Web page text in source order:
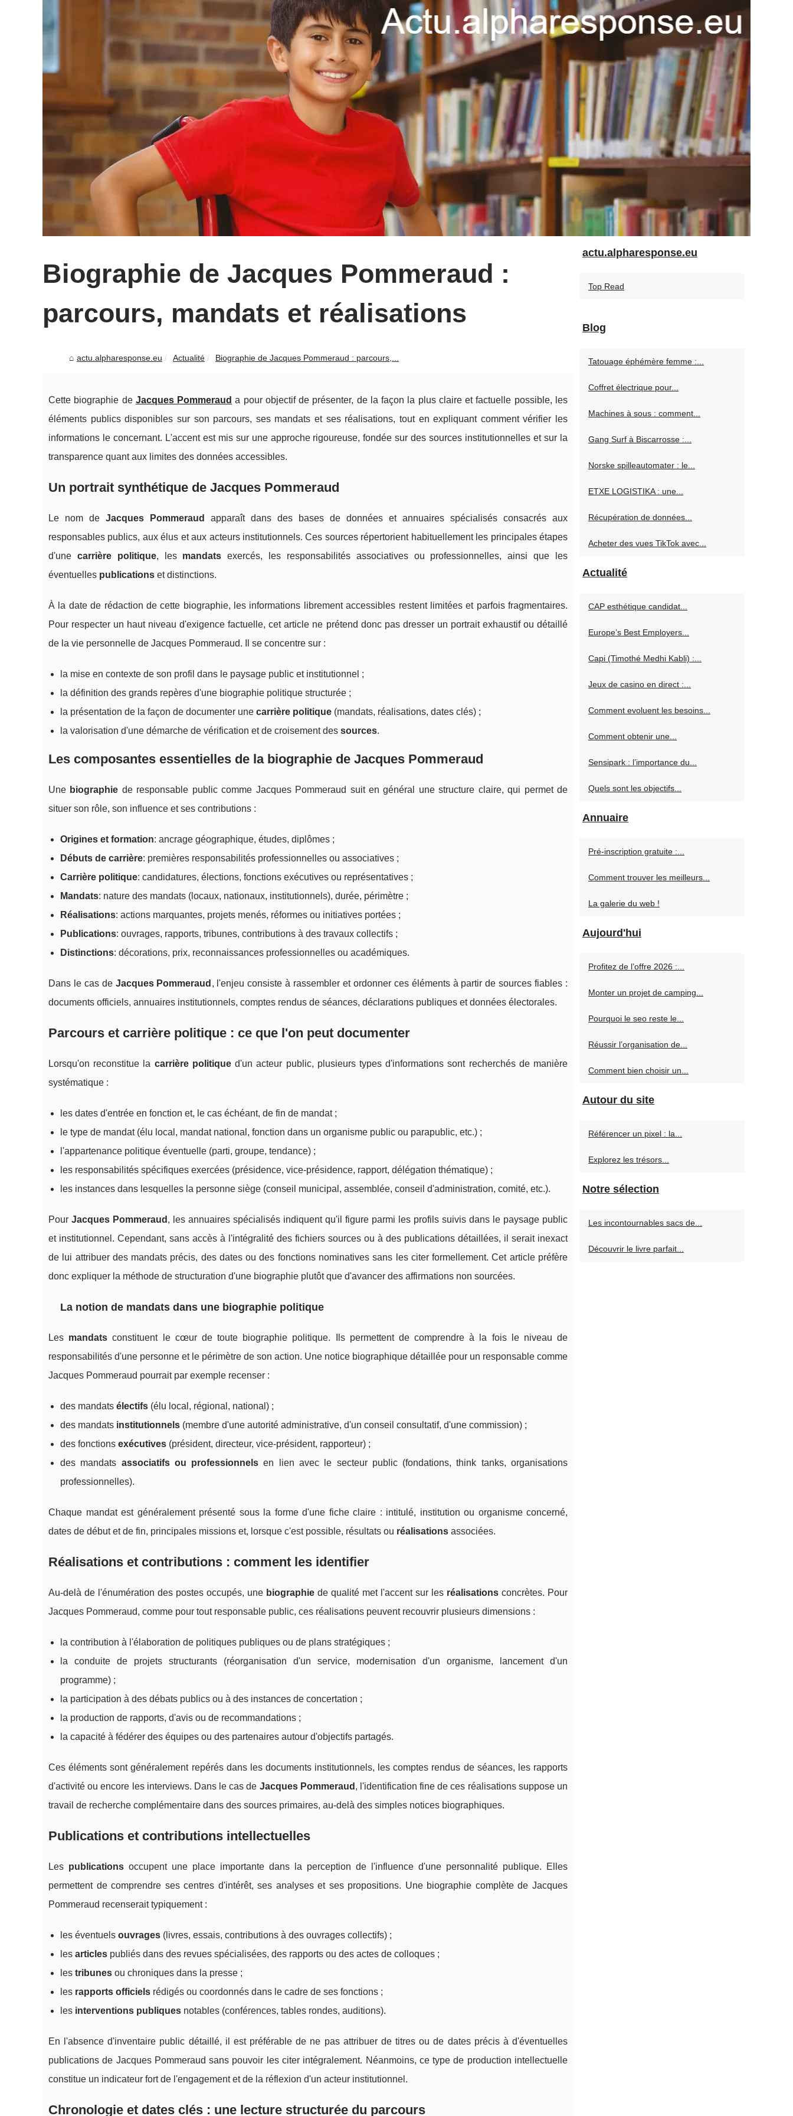
Biographie de Jacques Pommeraud :
parcours, mandats et réalisations
actu.alpharesponse.eu Actualité Biographie de Jacques Pommeraud : parcours,...
Cette biographie de Jacques Pommeraud a pour objectif de présenter, de la façon la plus claire et factuelle possible, les
éléments publics disponibles sur son parcours, ses mandats et ses réalisations, tout en expliquant comment vérifier les
informations le concernant. L'accent est mis sur une approche rigoureuse, fondée sur des sources institutionnelles et sur la
transparence quant aux limites des données accessibles.
Un portrait synthétique de Jacques Pommeraud
Le nom de Jacques Pommeraud
apparaît dans des bases de données et annuaires spécialisés consacrés aux
responsables publics, aux élus et aux acteurs institutionnels. Ces sources répertorient habituellement les principales étapes
d'une carrière politique, les mandats exercés, les responsabilités associatives ou professionnelles, ainsi que les
éventuelles publications et distinctions.
À la date de rédaction de cette biographie, les informations librement accessibles restent limitées et parfois fragmentaires.
Pour respecter un haut niveau d'exigence factuelle, cet article ne prétend donc pas dresser un portrait exhaustif ou détaillé
de la vie personnelle de Jacques Pommeraud. Il se concentre sur :
la mise en contexte de son profil dans le paysage public et institutionnel ;
la définition des grands repères d'une biographie politique structurée ;
la présentation de la façon de documenter une carrière politique (mandats, réalisations, dates clés) ;
la valorisation d'une démarche de vérification et de croisement des sources.
Les composantes essentielles de la biographie de Jacques Pommeraud
Une biographie de responsable public comme Jacques Pommeraud suit en général une structure claire, qui permet de
situer son rôle, son influence et ses contributions :
Origines et formation: ancrage géographique, études, diplômes ;
Débuts de carrière: premières responsabilités professionnelles ou associatives ;
Carrière politique: candidatures, élections, fonctions exécutives ou représentatives ;
Mandats: nature des mandats (locaux, nationaux, institutionnels), durée, périmètre ;
Réalisations: actions marquantes, projets menés, réformes ou initiatives portées ;
Publications: ouvrages, rapports, tribunes, contributions à des travaux collectifs ;
Distinctions: décorations, prix, reconnaissances professionnelles ou académiques.
Dans le cas de Jacques Pommeraud , l'enjeu consiste à rassembler et ordonner ces éléments à partir de sources fiables :
documents officiels, annuaires institutionnels, comptes rendus de séances, déclarations publiques et données électorales.
Parcours et carrière politique : ce que l'on peut documenter
Lorsqu'on reconstitue la carrière politiqued'un acteur public, plusieurs types d'informations sont recherchés de manière
systématique :
les dates d'entrée en fonction et, le cas échéant, de fin de mandat ;
le type de mandat (élu local, mandat national, fonction dans un organisme public ou parapublic, etc.) ;
l'appartenance politique éventuelle (parti, groupe, tendance) ;
les responsabilités spécifiques exercées (présidence, vice-présidence, rapport, délégation thématique) ;
les instances dans lesquelles la personne siège (conseil municipal, assemblée, conseil d'administration, comité, etc.).
Pour Jacques Pommeraud , les annuaires spécialisés indiquent qu'il figure parmi les profils suivis dans le paysage public
et institutionnel. Cependant, sans accès à l'intégralité des fichiers sources ou à des publications détaillées, il serait inexact
de lui attribuer des mandats précis, des dates ou des fonctions nominatives sans les citer formellement. Cet article préfère
donc expliquer la méthode de structuration d'une biographie plutôt que d'avancer des affirmations non sourcées.
La notion de mandats dans une biographie politique
Les mandats constituent le cœur de toute biographie politique. Ils permettent de comprendre à la fois le niveau de
responsabilités d'une personne et le périmètre de son action. Une notice biographique détaillée pour un responsable comme
Jacques Pommeraud pourrait par exemple recenser :
des mandats électifs (élu local, régional, national) ;
des mandats institutionnels (membre d'une autorité administrative, d'un conseil consultatif, d'une commission) ;
des fonctions exécutives (président, directeur, vice-président, rapporteur) ;
des mandats associatifs ou professionnels en lien avec le secteur public (fondations, think tanks, organisations
professionnelles).
Chaque mandat est généralement présenté sous la forme d'une fiche claire : intitulé, institution ou organisme concerné,
dates de début et de fin, principales missions et, lorsque c'est possible, résultats ou réalisations associées.
Réalisations et contributions : comment les identifier
Au-delà de l'énumération des postes occupés, une biographie de qualité met l'accent sur les réalisations concrètes. Pour
Jacques Pommeraud, comme pour tout responsable public, ces réalisations peuvent recouvrir plusieurs dimensions :
la contribution à l'élaboration de politiques publiques ou de plans stratégiques ;
la conduite de projets structurants (réorganisation d'un service, modernisation d'un organisme, lancement d'un
programme) ;
la participation à des débats publics ou à des instances de concertation ;
la production de rapports, d'avis ou de recommandations ;
la capacité à fédérer des équipes ou des partenaires autour d'objectifs partagés.
Ces éléments sont généralement repérés dans les documents institutionnels, les comptes rendus de séances, les rapports
d'activité ou encore les interviews. Dans le cas de Jacques Pommeraud , l'identification fine de ces réalisations suppose un
travail de recherche complémentaire dans des sources primaires, au-delà des simples notices biographiques.
Publications et contributions intellectuelles
Les publications occupent une place importante dans la perception de l'influence d'une personnalité publique. Elles
permettent de comprendre ses centres d'intérêt, ses analyses et ses propositions. Une biographie complète de Jacques
Pommeraud recenserait typiquement :
les éventuels ouvrages (livres, essais, contributions à des ouvrages collectifs) ;
les articles publiés dans des revues spécialisées, des rapports ou des actes de colloques ;
les tribunes ou chroniques dans la presse ;
les rapports officiels rédigés ou coordonnés dans le cadre de ses fonctions ;
les interventions publiques notables (conférences, tables rondes, auditions).
En l'absence d'inventaire public détaillé, il est préférable de ne pas attribuer de titres ou de dates précis à d'éventuelles
publications de Jacques Pommeraud sans pouvoir les citer intégralement. Néanmoins, ce type de production intellectuelle
constitue un indicateur fort de l'engagement et de la réflexion d'un acteur institutionnel.
Chronologie et dates clés : une lecture structurée du parcours
actu.alpharesponse.eu
Top Read
Blog
Tatouage éphémère femme :...
Coffret électrique pour...
Machines à sous : comment...
Gang Surf à Biscarrosse :...
Norske spilleautomater : le...
ETXE LOGISTIKA : une...
Récupération de données...
Acheter des vues TikTok avec...
Actualité
CAP esthétique candidat...
Europe’s Best Employers...
Capi (Timothé Medhi Kabli) :...
Jeux de casino en direct :...
Comment evoluent les besoins...
Comment obtenir une...
Sensipark : l’importance du...
Quels sont les objectifs...
Annuaire
Pré-inscription gratuite :...
Comment trouver les meilleurs...
La galerie du web !
Aujourd'hui
Profitez de l’offre 2026 :...
Monter un projet de camping...
Pourquoi le seo reste le...
Réussir l’organisation de...
Comment bien choisir un...
Autour du site
Référencer un pixel : la...
Explorez les trésors...
Notre sélection
Les incontournables sacs de...
Découvrir le livre parfait...